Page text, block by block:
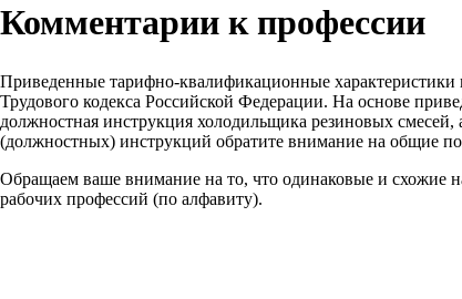
Комментарии к профессии
Приведенные тарифно-квалификационные характеристики
Трудового кодекса Российской Федерации. На основе
должностная инструкция холодильщика резиновых
(должностных) инструкций обратите внимание на общие
Обращаем ваше внимание на то, что одинаковые и схожие
рабочих профессий (по алфавиту).